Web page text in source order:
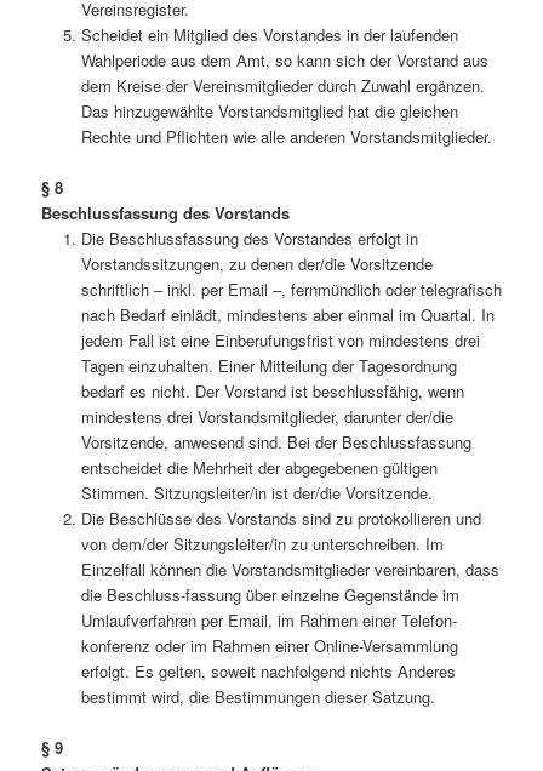
Vereinsregister.
Scheidet ein Mitglied des Vorstandes in der laufenden
Wahlperiode aus dem Amt, so kann sich der Vorstand aus
dem Kreise der Vereinsmitglieder durch Zuwahl ergänzen.
Das hinzugewählte Vorstandsmitglied hat die gleichen
Rechte und Pflichten wie alle anderen Vorstandsmitglieder.
§ 8
Beschlussfassung des Vorstands
Die Beschlussfassung des Vorstandes erfolgt in
Vorstandssitzungen, zu denen der/die Vorsitzende
schriftlich – inkl. per Email –, fernmündlich oder telegrafisch
nach Bedarf einlädt, mindestens aber einmal im Quartal. In
jedem Fall ist eine Einberufungsfrist von mindestens drei
Tagen einzuhalten. Einer Mitteilung der Tagesordnung
bedarf es nicht. Der Vorstand ist beschlussfähig, wenn
mindestens drei Vorstandsmitglieder, darunter der/die
Vorsitzende, anwesend sind. Bei der Beschlussfassung
entscheidet die Mehrheit der abgegebenen gültigen
Stimmen. Sitzungsleiter/in ist der/die Vorsitzende.
Die Beschlüsse des Vorstands sind zu protokollieren und
von dem/der Sitzungsleiter/in zu unterschreiben. Im
Einzelfall können die Vorstandsmitglieder vereinbaren, dass
die Beschluss-fassung über einzelne Gegenstände im
Umlaufverfahren per Email, im Rahmen einer Telefon-
konferenz oder im Rahmen einer Online-Versammlung
erfolgt. Es gelten, soweit nachfolgend nichts Anderes
bestimmt wird, die Bestimmungen dieser Satzung.
§ 9